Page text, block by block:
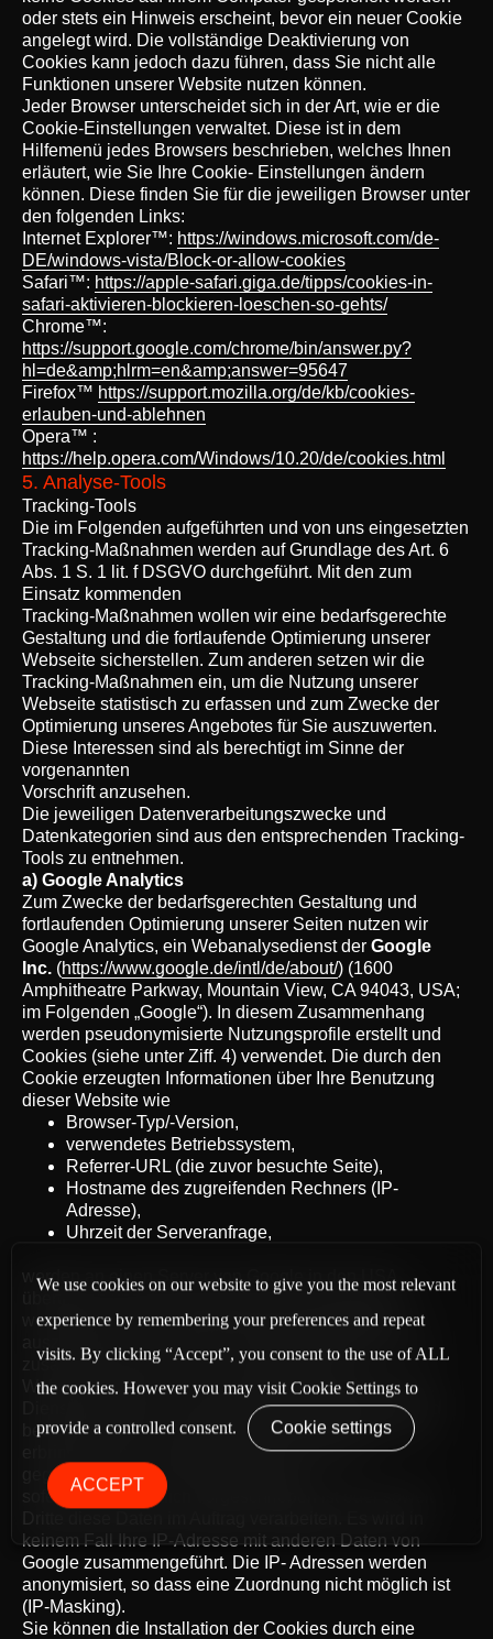
oder stets ein Hinweis erscheint, bevor ein neuer Cookie
angelegt wird. Die vollständige Deaktivierung von
Cookies kann jedoch dazu führen, dass Sie nicht alle
Funktionen unserer Website nutzen können.
Jeder Browser unterscheidet sich in der Art, wie er die
Cookie-Einstellungen verwaltet. Diese ist in dem
Hilfemenü jedes Browsers beschrieben, welches Ihnen
erläutert, wie Sie Ihre Cookie- Einstellungen ändern
können. Diese finden Sie für die jeweiligen Browser unter
den folgenden Links:
Internet Explorer™: https://windows.microsoft.com/de-
DE/windows-vista/Block-or-allow-cookies
Safari™: https://apple-safari.giga.de/tipps/cookies-in-
safari-aktivieren-blockieren-loeschen-so-gehts/
Chrome™:
https://support.google.com/chrome/bin/answer.py?
hl=de&amp;hlrm=en&amp;answer=95647
Firefox™ https://support.mozilla.org/de/kb/cookies-
erlauben-und-ablehnen
Opera™ :
https://help.opera.com/Windows/10.20/de/cookies.html
5. Analyse-Tools
Tracking-Tools
Die im Folgenden aufgeführten und von uns eingesetzten
Tracking-Maßnahmen werden auf Grundlage des Art. 6
Abs. 1 S. 1 lit. f DSGVO durchgeführt. Mit den zum
Einsatz kommenden
Tracking-Maßnahmen wollen wir eine bedarfsgerechte
Gestaltung und die fortlaufende Optimierung unserer
Webseite sicherstellen. Zum anderen setzen wir die
Tracking-Maßnahmen ein, um die Nutzung unserer
Webseite statistisch zu erfassen und zum Zwecke der
Optimierung unseres Angebotes für Sie auszuwerten.
Diese Interessen sind als berechtigt im Sinne der
vorgenannten
Vorschrift anzusehen.
Die jeweiligen Datenverarbeitungszwecke und
Datenkategorien sind aus den entsprechenden Tracking-
Tools zu entnehmen.
a) Google Analytics
Zum Zwecke der bedarfsgerechten Gestaltung und
fortlaufenden Optimierung unserer Seiten nutzen wir
Google Analytics, ein Webanalysedienst der Google
Inc. (https://www.google.de/intl/de/about/) (1600
Amphitheatre Parkway, Mountain View, CA 94043, USA;
im Folgenden „Google“). In diesem Zusammenhang
werden pseudonymisierte Nutzungsprofile erstellt und
Cookies (siehe unter Ziff. 4) verwendet. Die durch den
Cookie erzeugten Informationen über Ihre Benutzung
dieser Website wie
Browser-Typ/-Version,
verwendetes Betriebssystem,
Referrer-URL (die zuvor besuchte Seite),
Hostname des zugreifenden Rechners (IP-
Adresse),
Uhrzeit der Serveranfrage,
werden an einen Server von Google in den USA
übertragen und dort gespeichert. Die Informationen
werden verwendet, um die Nutzung der Website
zusammenzustellen und um weitere mit der
Websitenutzung und der Internetnutzung verbundene
Dienstleistungen zu Zwecken der Marktforschung und
bedarfsgerechten Gestaltung dieser Internetseiten zu
erbringen. Auch werden diese Informationen
gegebenenfalls an Dritte übertragen,
sofern dies gesetzlich vorgeschrieben ist oder soweit
keinem Fall Ihre IP-Adresse mit anderen Daten von
Google zusammengeführt. Die IP- Adressen werden
anonymisiert, so dass eine Zuordnung nicht möglich ist
(IP-Masking).
Sie können die Installation der Cookies durch eine
We use cookies on our website to give you the most relevant
experience by remembering your preferences and repeat
visits. By clicking “Accept”, you consent to the use of ALL
the cookies. However you may visit Cookie Settings to
provide a controlled consent. Cookie settings
ACCEPT